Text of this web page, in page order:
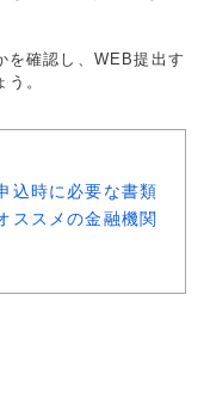
を確認し、WEB提出す
。
込時に必要な書類
ススメの金融機関